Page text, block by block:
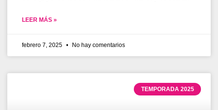
LEER MÁS »
febrero 7, 2025 No hay comentarios
TEMPORADA 2025